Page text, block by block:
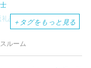
品
＋ タグをもっと見る
ルーム